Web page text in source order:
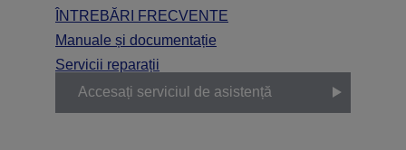
ÎNTREBĂRI FRECVENTE
Manuale și documentație
Servicii reparații
Accesați serviciul de asistență